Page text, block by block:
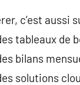
c’est aussi
tableaux de
bilans
solutions